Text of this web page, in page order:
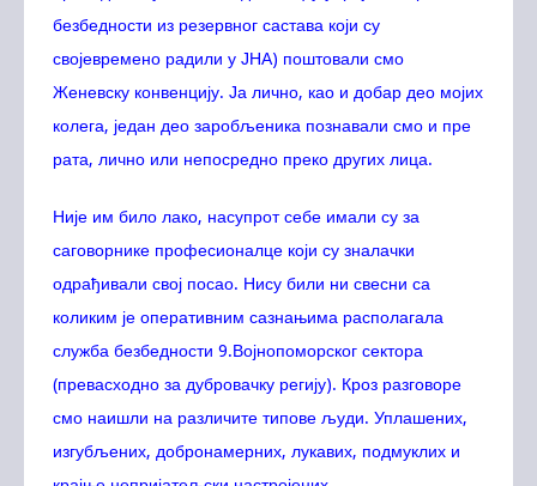
безбедности из резервног састава који су
својевремено радили у ЈНА) поштовали смо
Женевску конвенцију. Ја лично, као и добар део мојих
колега, један део заробљеника познавали смо и пре
рата, лично или непосредно преко других лица.
Није им било лако, насупрот себе имали су за
саговорнике професионалце који су зналачки
одрађивали свој посао. Нису били ни свесни са
коликим је оперативним сазнањима располагала
служба безбедности 9.Војнопоморског сектора
(превасходно за дубровачку регију). Кроз разговоре
смо наишли на различите типове људи. Уплашених,
изгубљених, добронамерних, лукавих, подмуклих и